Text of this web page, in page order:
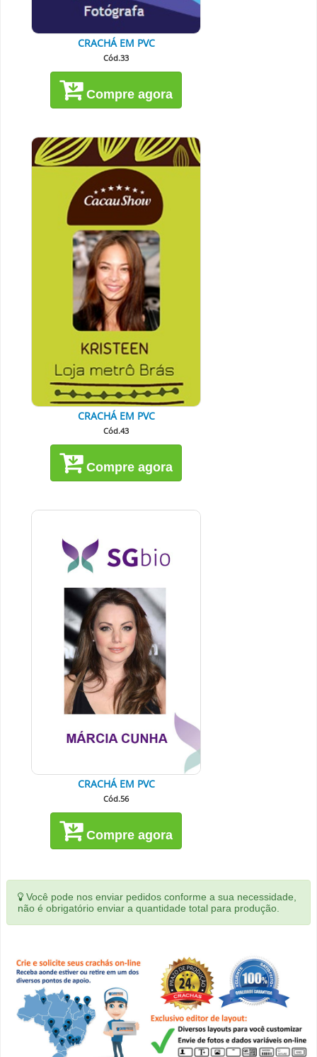
CRACHÁ EM PVC
Cód.33
Compre agora
CRACHÁ EM PVC
Cód.43
Compre agora
CRACHÁ EM PVC
Cód.56
Compre agora
Você pode nos enviar pedidos conforme a sua necessidade,
não é obrigatório enviar a quantidade total para produção.